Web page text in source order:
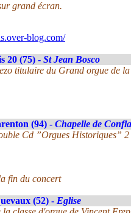
grand écran.
blog.com/
20 (75) - St Jean Bosco
titulaire du Grand orgue de la
(94) - Chapelle de
Cd ”Orgues Historiques”
fin du concert
(52) - Eglise